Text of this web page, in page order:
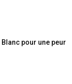
pour une peur